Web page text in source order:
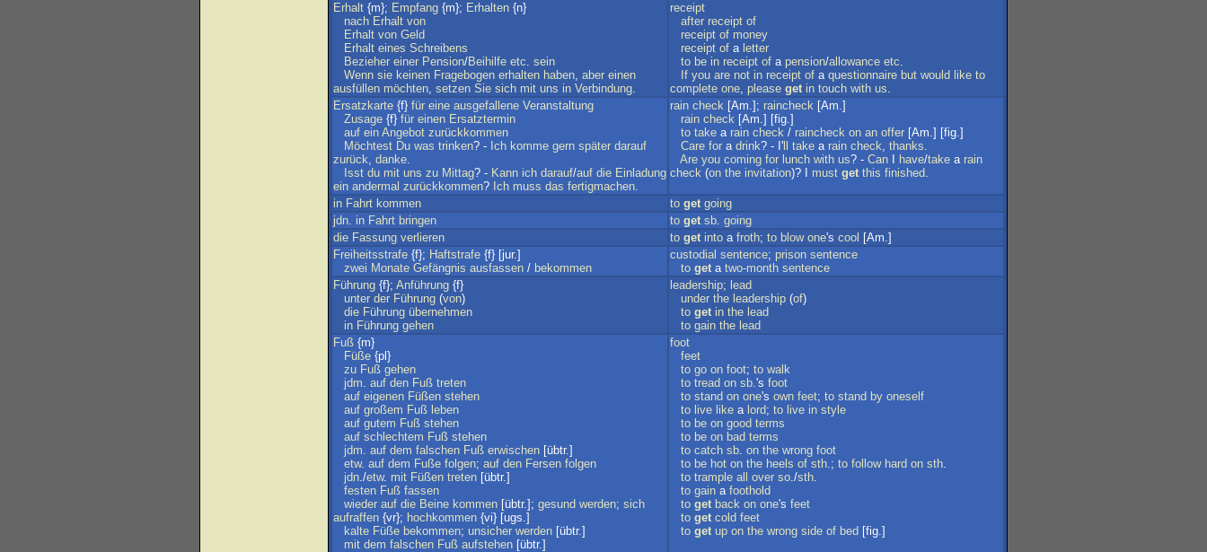
Erhalt {m}; Empfang {m}; Erhalten {n}
nach Erhalt von
Erhalt von Geld
Erhalt eines Schreibens
Bezieher einer Pension/Beihilfe etc. sein
Wenn sie keinen Fragebogen erhalten haben, aber einen
ausfüllen möchten, setzen Sie sich mit uns in Verbindung.
receipt
after receipt of
receipt of money
receipt of a letter
to be in receipt of a pension/allowance etc.
If you are not in receipt of a questionnaire but would like to
complete one, please get in touch with us.
Ersatzkarte {f} für eine ausgefallene Veranstaltung
Zusage {f} für einen Ersatztermin
auf ein Angebot zurückkommen
Möchtest Du was trinken? - Ich komme gern später darauf
zurück, danke.
Isst du mit uns zu Mittag? - Kann ich darauf/auf die Einladung
ein andermal zurückkommen? Ich muss das fertigmachen.
rain check [Am.]; raincheck [Am.]
rain check [Am.] [fig.]
to take a rain check / raincheck on an offer [Am.] [fig.]
Care for a drink? - I' take a rain check, thanks.
Are you coming for lunch with us? - Can have/take a rain
check (on the invitation)? I must get this finished.
in Fahrt kommen to get going
jdn. in Fahrt bringen to get sb. going
die Fassung verlieren to get into a froth; to blow one's cool [Am.]
Freiheitsstrafe {f}; Haftstrafe {f} [jur.]
zwei Monate Gefängnis ausfassen / bekommen
custodial sentence; prison sentence
to get a two-month sentence
Führung {f}; Anführung {f}
unter der Führung (von)
die Führung übernehmen
in Führung gehen
leadership; lead
under the leadership (of)
to get in the lead
to gain the lead
Fuß {m}
Füße {pl}
zu Fuß gehen
jdm. auf den Fuß treten
auf eigenen Füßen stehen
auf großem Fuß leben
auf gutem Fuß stehen
auf schlechtem Fuß stehen
jdm. auf dem falschen Fuß erwischen [übtr.]
etw. auf dem Fuße folgen; auf den Fersen folgen
jdn./etw. mit Füßen treten [übtr.]
festen Fuß fassen
wieder auf die Beine kommen [übtr.]; gesund werden; sich
aufraffen {vr}; hochkommen {vi} [ugs.]
kalte Füße bekommen; unsicher werden [übtr.]
mit dem falschen Fuß aufstehen [übtr.]
foot
feet
to go on foot; to walk
to tread on sb.'s foot
to stand on one's own feet; to stand by oneself
to live like a lord; to live in style
to be on good terms
to be on bad terms
to catch sb. on the wrong foot
to be hot on the heels of sth.; to follow hard on sth.
to trample all over so./sth.
to gain a foothold
to get back on one's feet
to get cold feet
to get up on the wrong side of bed [fig.]